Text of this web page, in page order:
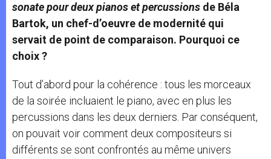
sonate pour deux pianos et percussions de Béla
Bartok, un chef-d’oeuvre de modernité qui
servait de point de comparaison. Pourquoi ce
choix ?
Tout d’abord pour la cohérence : tous les morceaux
de la soirée incluaient le piano, avec en plus les
percussions dans les deux derniers. Par conséquent,
on pouvait voir comment deux compositeurs si
différents se sont confrontés au même univers